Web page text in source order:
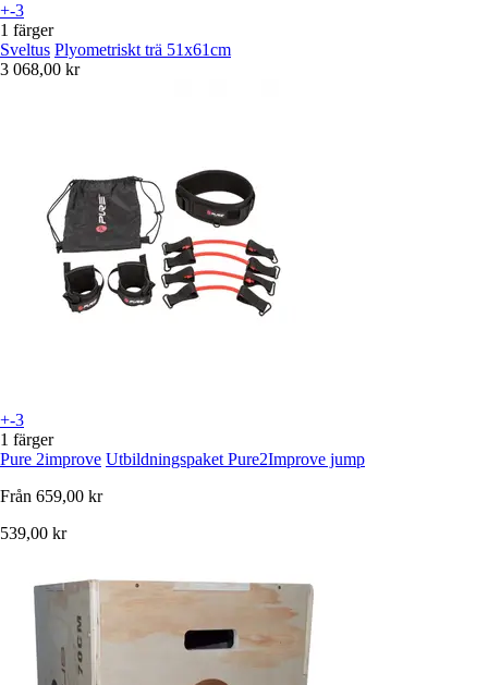
+-3
1 färger
Sveltus Plyometriskt trä 51x61cm
3 068,00 kr
+-3
1 färger
Pure 2improve Utbildningspaket Pure2Improve jump
Från 659,00 kr
539,00 kr